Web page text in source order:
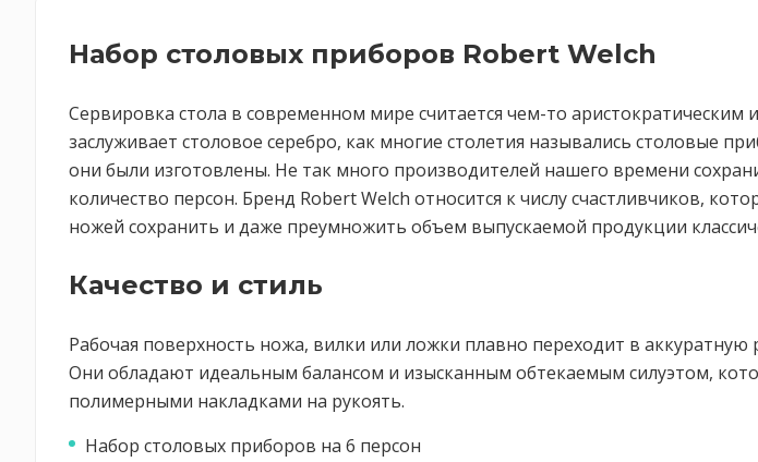
Набор столовых приборов Robert Welch
Сервировка стола в современном мире считается чем-то
заслуживает столовое серебро, как многие столетия назывались столовые
они были изготовлены. Не так много производителей нашего времени
количество персон. Бренд Robert Welch относится к числу счастливчиков,
ножей сохранить и даже преумножить объем выпускаемой продукции
Качество и стиль
Рабочая поверхность ножа, вилки или ложки плавно переходит в
Они обладают идеальным балансом и изысканным обтекаемым силуэтом,
полимерными накладками на рукоять.
Набор столовых приборов на 6 персон